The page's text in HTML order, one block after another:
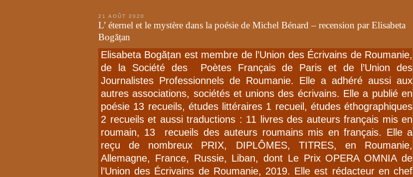
21 AOÛT 2020
L’ éternel et le mystère dans la poésie de Michel Bénard – recension par Elisabeta
Bogățan
Elisabeta Bogățan est membre de l’Union des Écrivains de Roumanie,
de la Société des Poètes Français de Paris et de l’Union des
Journalistes Professionnels de Roumanie. Elle a adhéré aussi aux
autres associations, sociétés et unions des écrivains. Elle a publié en
poésie 13 recueils, études littéraires 1 recueil, études éthographiques
2 recueils et aussi traductions : 11 livres des auteurs français mis en
roumain, 13 recueils des auteurs roumains mis en français. Elle a
reçu de nombreux PRIX, DIPLÔMES, TITRES, en Roumanie,
Allemagne, France, Russie, Liban, dont Le Prix OPERA OMNIA de
l’Union des Écrivains de Roumanie, 2019. Elle est rédacteur en chef